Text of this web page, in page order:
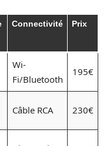
Connectivité Prix
Wi-
Fi/Bluetooth
195€
Câble RCA 230€